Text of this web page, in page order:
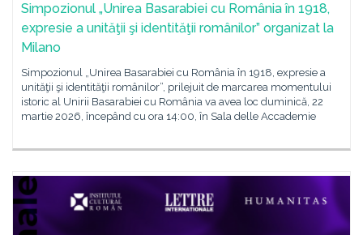
Simpozionul „Unirea Basarabiei cu România în 1918,
expresie a unităţii şi identităţii românilor” organizat la
Milano
Simpozionul „Unirea Basarabiei cu România în 1918, expresie a
unităţii şi identităţii românilor”, prilejuit de marcarea momentului
istoric al Unirii Basarabiei cu România va avea loc duminică, 22
martie 2026, începând cu ora 14:00, în Sala delle Accademie